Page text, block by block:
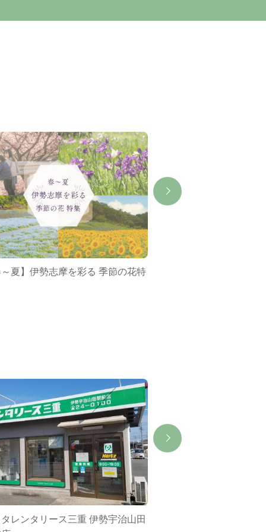
～夏】伊勢志摩を彩る 季節の花特
タレンタリース三重 伊勢宇治山田